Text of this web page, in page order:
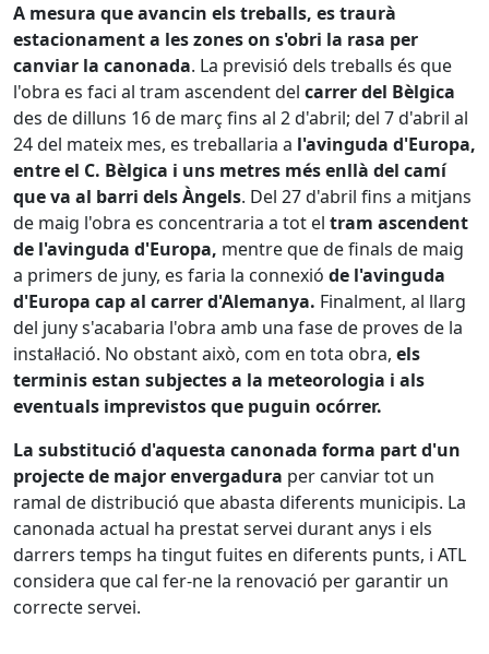
A mesura que avancin els treballs, es traurà
estacionament a les zones on s'obri la rasa per
canviar la canonada. La previsió dels treballs és que
l'obra es faci al tram ascendent del carrer del Bèlgica
des de dilluns 16 de març fins al 2 d'abril; del 7 d'abril al
24 del mateix mes, es treballaria a l'avinguda d'Europa,
entre el C. Bèlgica i uns metres més enllà del camí
que va al barri dels Àngels. Del 27 d'abril fins a mitjans
de maig l'obra es concentraria a tot el tram ascendent
de l'avinguda d'Europa, mentre que de finals de maig
a primers de juny, es faria la connexió de l'avinguda
d'Europa cap al carrer d'Alemanya. Finalment, al llarg
del juny s'acabaria l'obra amb una fase de proves de la
instal·lació. No obstant això, com en tota obra, els
terminis estan subjectes a la meteorologia i als
eventuals imprevistos que puguin ocórrer.
La substitució d'aquesta canonada forma part d'un
projecte de major envergadura per canviar tot un
ramal de distribució que abasta diferents municipis. La
canonada actual ha prestat servei durant anys i els
darrers temps ha tingut fuites en diferents punts, i ATL
considera que cal fer-ne la renovació per garantir un
correcte servei.